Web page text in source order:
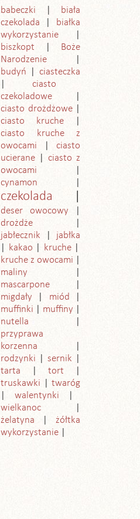
babeczki
biała
czekolada
białka
wykorzystanie
biszkopt
Boże
Narodzenie
budyń
ciasteczka
ciasto
czekoladowe
ciasto drożdżowe
ciasto kruche
ciasto kruche z
owocami
ciasto
ucierane
ciasto z
owocami
cynamon
czekolada
deser owocowy
drożdże
jabłecznik
jabłka
kakao
kruche
kruche z owocami
maliny
mascarpone
migdały
miód
muffinki
muffiny
nutella
przyprawa
korzenna
rodzynki
sernik
tarta
tort
truskawki
twaróg
walentynki
wielkanoc
żelatyna
żółtka
wykorzystanie